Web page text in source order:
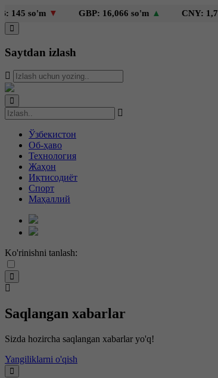
▼ GBP: 16,066 so'm▲ CNY: 1,771 so'm
Saytdan izlash
Ўзбекистон
Об-ҳаво
Технология
Жаҳон
Иқтисодиёт
Спорт
Маҳаллий
Ko'rinishni tanlash:
Saqlangan xabarlar
Sizda hozircha saqlangan xabarlar yo'q!
Yangiliklarni o'qish